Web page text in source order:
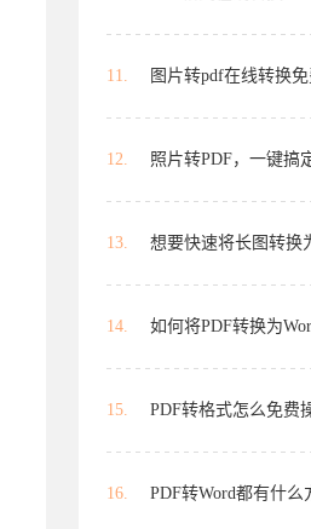
11. 图片转pdf在线转换
12. 照片转PDF，一键搞定
13. 想要快速将长图转换
14. 如何将PDF转换为Word
15. PDF转格式怎么免费操
16. PDF转Word都有什